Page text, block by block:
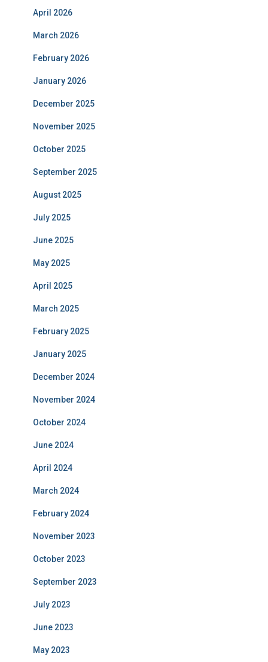
April 2026
March 2026
February 2026
January 2026
December 2025
November 2025
October 2025
September 2025
August 2025
July 2025
June 2025
May 2025
April 2025
March 2025
February 2025
January 2025
December 2024
November 2024
October 2024
June 2024
April 2024
March 2024
February 2024
November 2023
October 2023
September 2023
July 2023
June 2023
May 2023